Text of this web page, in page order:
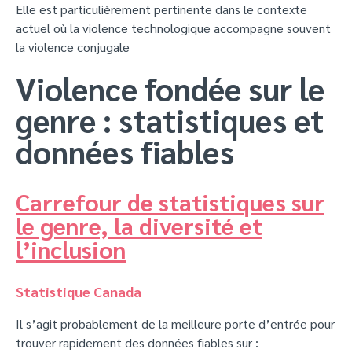
Elle est particulièrement pertinente dans le contexte
actuel où la violence technologique accompagne souvent
la violence conjugale
Violence fondée sur le
genre : statistiques et
données fiables
Carrefour de statistiques sur
le genre, la diversité et
l’inclusion
Statistique Canada
Il s’agit probablement de la meilleure porte d’entrée pour
trouver rapidement des données fiables sur :